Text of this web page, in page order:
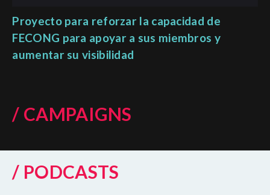
Proyecto para reforzar la capacidad de
FECONG para apoyar a sus miembros y
aumentar su visibilidad
/ CAMPAIGNS
/ PODCASTS